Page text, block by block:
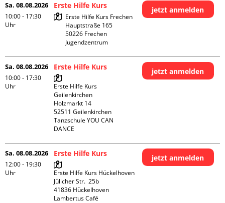
Sa. 08.08.2026
10:00 - 17:30
Uhr
Erste Hilfe Kurs
Erste Hilfe Kurs Frechen
Hauptstraße 165
50226 Frechen
Jugendzentrum
jetzt anmelden
Sa. 08.08.2026
10:00 - 17:30
Uhr
Erste Hilfe Kurs
Erste Hilfe Kurs
Geilenkirchen
Holzmarkt 14
52511 Geilenkirchen
Tanzschule YOU CAN
DANCE
jetzt anmelden
Sa. 08.08.2026
12:00 - 19:30
Uhr
Erste Hilfe Kurs
Erste Hilfe Kurs Hückelhoven
Jülicher Str.  25b
41836 Hückelhoven
Lambertus Café
jetzt anmelden